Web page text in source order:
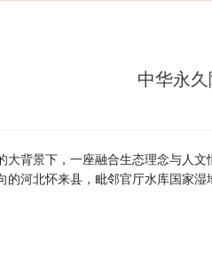
中华永
大背景下，一座融合生态理念与人
的河北怀来县，毗邻官厅水库国家